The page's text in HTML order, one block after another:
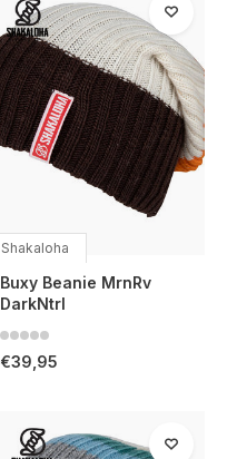
Shakaloha
Buxy Beanie MrnRv
DarkNtrl
€39,95